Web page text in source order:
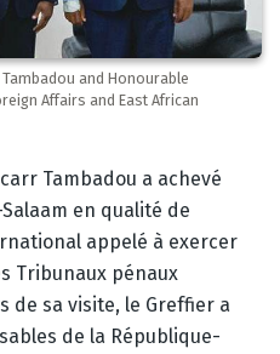
and Honourable
Affairs and East African
Tambadou a achevé
en qualité de
appelé à exercer
Tribunaux pénaux
de sa visite, le Greffier a
de la République-